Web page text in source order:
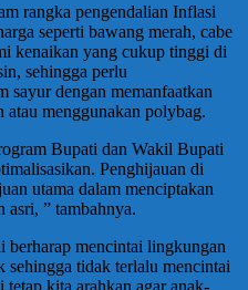
rangka pengendalian Inflasi
seperti bawang merah, cabe
kenaikan yang cukup tinggi di
sehingga perlu
sayur dengan memanfaatkan
atau menggunakan polybag.
Bupati dan Wakil Bupati
Penghijauan di
utama dalam menciptakan
asri, ” tambahnya.
berharap mencintai lingkungan
tidak terlalu mencintai
tetap kita arahkan agar anak-